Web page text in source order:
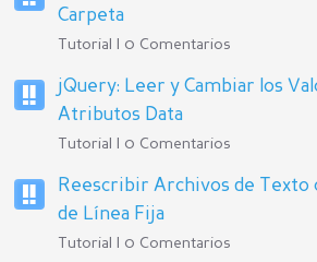
Carpeta
Tutorial | 0 Comentarios
jQuery: Leer y Cambiar los
Atributos Data
Tutorial | 0 Comentarios
Reescribir Archivos de Texto
de Línea Fija
Tutorial | 0 Comentarios